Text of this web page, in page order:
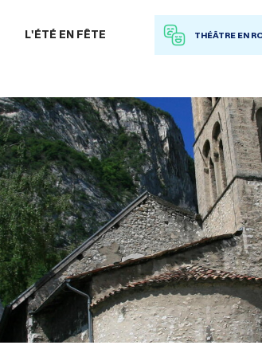
L'ÉTÉ EN FÊTE THÉÂTRE EN